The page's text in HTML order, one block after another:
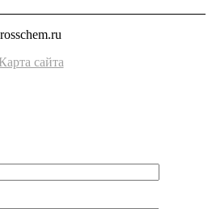
rosschem.ru
Карта сайта